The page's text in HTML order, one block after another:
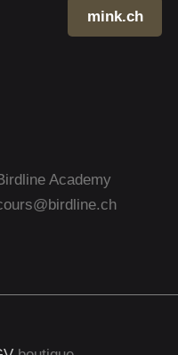
mink.ch
Academy